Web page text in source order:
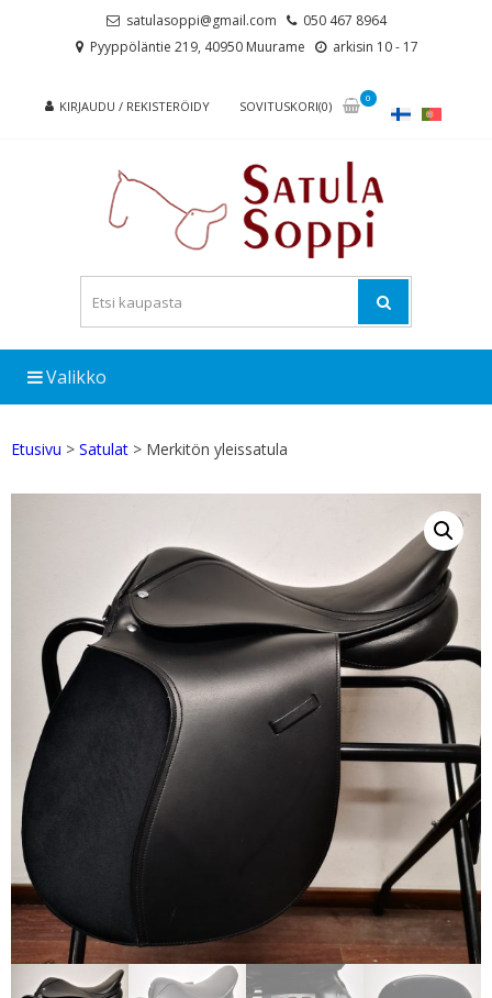
satulasoppi@gmail.com
050 467 8964
Pyyppöläntie 219, 40950 Muurame
arkisin 10 - 17
KIRJAUDU / REKISTERÖIDY SOVITUSKORI(0)
0
Valikko
Etusivu > Satulat > Merkitön yleissatula